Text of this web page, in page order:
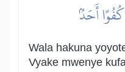
أَحَدُۢ
Wala hakuna
Vyake mwenye